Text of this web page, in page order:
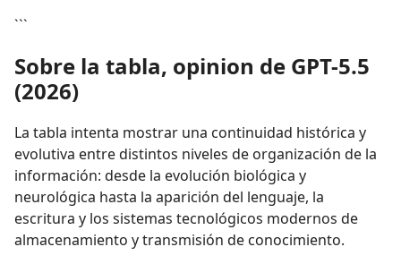
```
Sobre la tabla, opinion de GPT-5.5
(2026)
La tabla intenta mostrar una continuidad histórica y
evolutiva entre distintos niveles de organización de la
información: desde la evolución biológica y
neurológica hasta la aparición del lenguaje, la
escritura y los sistemas tecnológicos modernos de
almacenamiento y transmisión de conocimiento.